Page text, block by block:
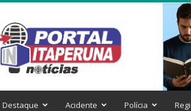
Itaperuna
Notícias
Destaque Acidente Polícia